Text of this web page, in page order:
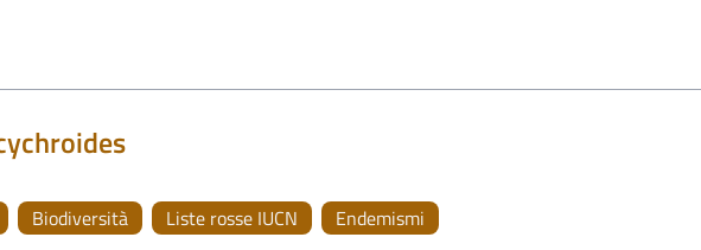
Biodiversità Liste rosse IUCN
Endemismi